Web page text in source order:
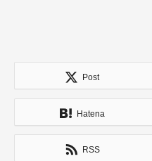
Post
Hatena
RSS